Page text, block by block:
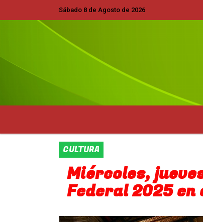
Sábado 8 de Agosto de 2026Hoy es Sábado 8 de Agosto de
CULTURA
Miércoles,
Federal 2025